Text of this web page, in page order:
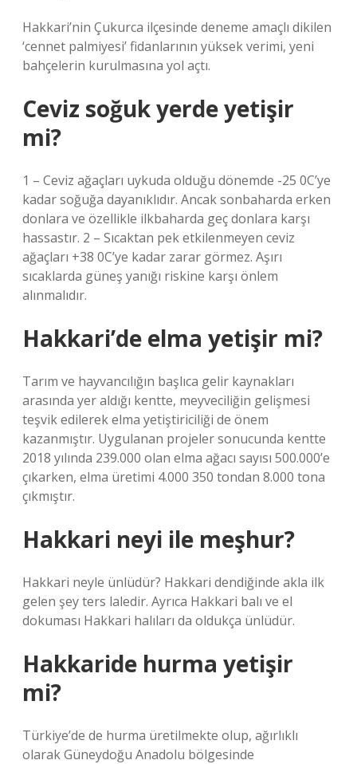
Hakkari’nin Çukurca ilçesinde deneme amaçlı dikilen
‘cennet palmiyesi’ fidanlarının yüksek verimi, yeni
bahçelerin kurulmasına yol açtı.
Ceviz soğuk yerde yetişir
mi?
1 – Ceviz ağaçları uykuda olduğu dönemde -25 0C’ye
kadar soğuğa dayanıklıdır. Ancak sonbaharda erken
donlara ve özellikle ilkbaharda geç donlara karşı
hassastır. 2 – Sıcaktan pek etkilenmeyen ceviz
ağaçları +38 0C’ye kadar zarar görmez. Aşırı
sıcaklarda güneş yanığı riskine karşı önlem
alınmalıdır.
Hakkari’de elma yetişir mi?
Tarım ve hayvancılığın başlıca gelir kaynakları
arasında yer aldığı kentte, meyveciliğin gelişmesi
teşvik edilerek elma yetiştiriciliği de önem
kazanmıştır. Uygulanan projeler sonucunda kentte
2018 yılında 239.000 olan elma ağacı sayısı 500.000’e
çıkarken, elma üretimi 4.000 350 tondan 8.000 tona
çıkmıştır.
Hakkari neyi ile meşhur?
Hakkari neyle ünlüdür? Hakkari dendiğinde akla ilk
gelen şey ters laledir. Ayrıca Hakkari balı ve el
dokuması Hakkari halıları da oldukça ünlüdür.
Hakkaride hurma yetişir
mi?
Türkiye’de de hurma üretilmekte olup, ağırlıklı
olarak Güneydoğu Anadolu bölgesinde